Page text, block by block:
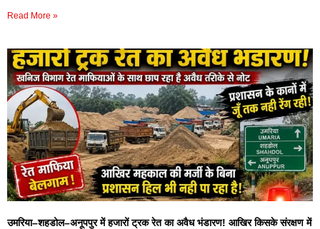
Read More »
उमरिया–शहडोल–अनूपपुर में हजारों ट्रक रेत का अवैध भंडारण! आखिर किसके संरक्षण में